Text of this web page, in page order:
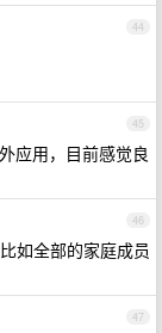
44
45
应用，目前感觉良
46
如全部的家庭成员
47